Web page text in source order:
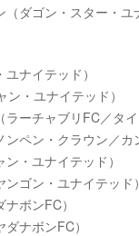
ダゴン・スター・ユ
ナイテッド）
・ユナイテッド）
ーチャブリFC／タ
ペン・クラウン／カ
・ユナイテッド）
ゴン・ユナイテッド
ボンFC）
ナボンFC）